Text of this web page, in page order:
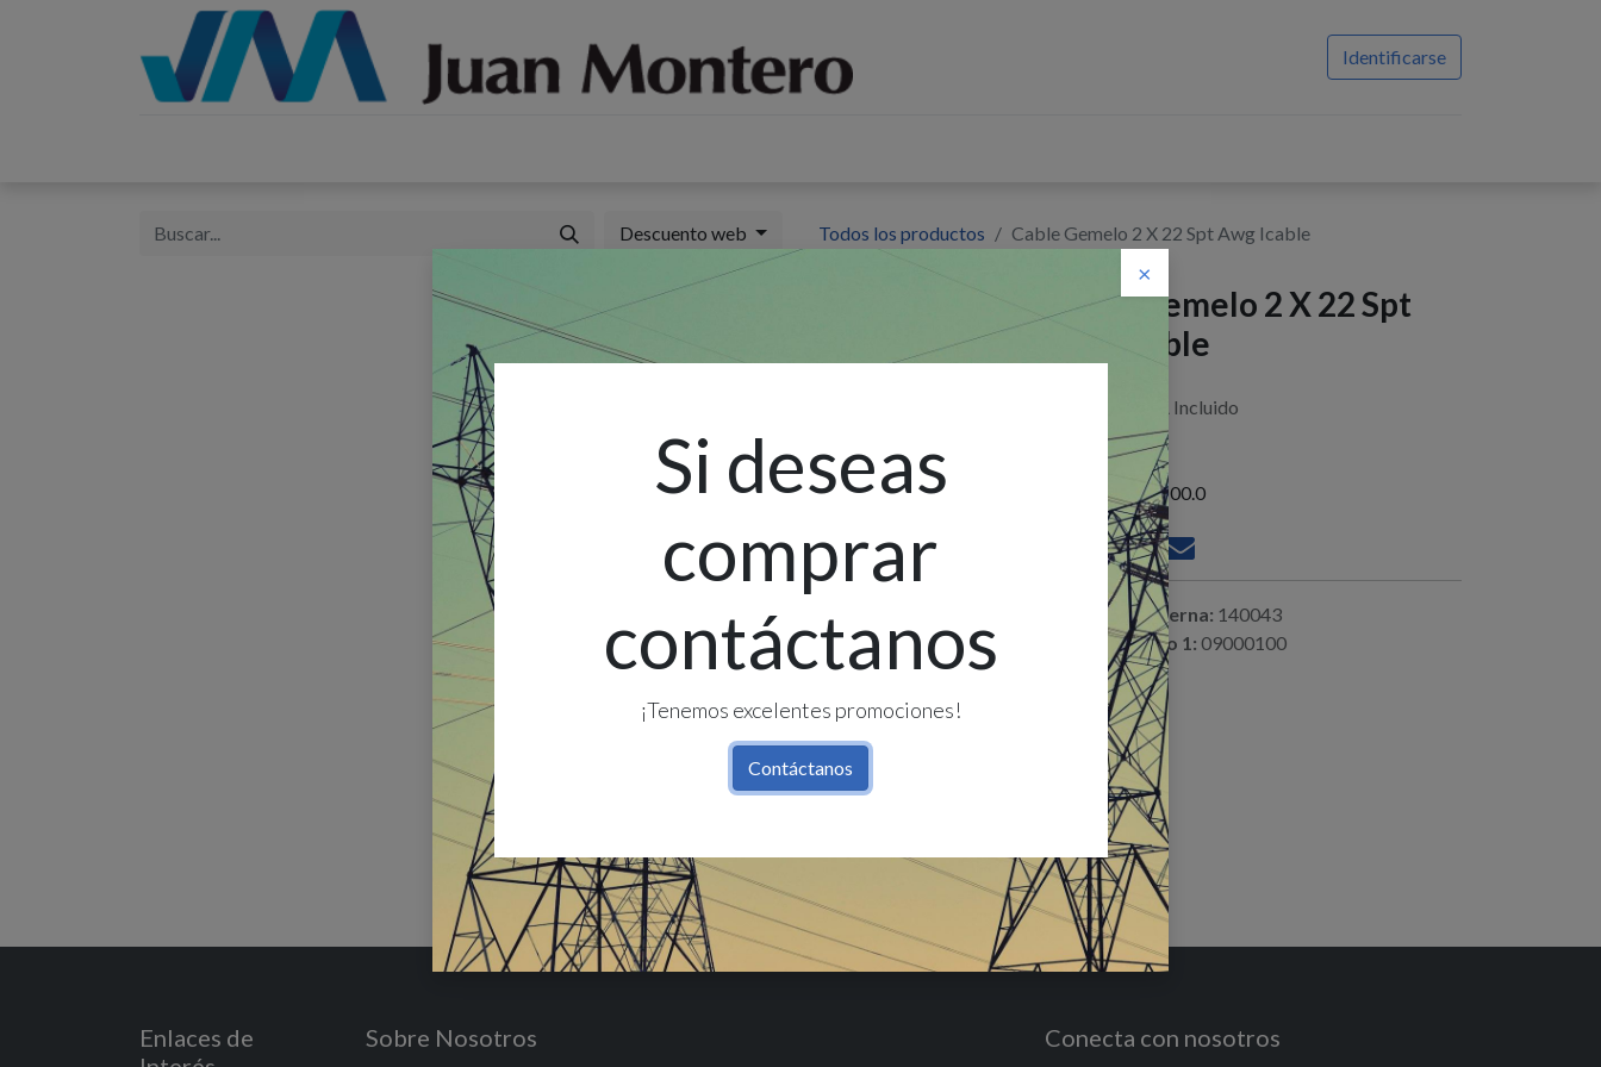
Identificarse
×
Si deseas
comprar
contáctanos
¡Tenemos excelentes promociones!
Contáctanos
Descuento web Todos los productos Cable Gemelo 2 X 22 Spt Awg Icable
Cable Gemelo 2 X 22 Spt
Awg Icable
IVA Incluido
Existencias : 4100.0
Referencia interna: 140043
Código alterno 1: 09000100
Enlaces de
Sobre Nosotros Conecta con nosotros